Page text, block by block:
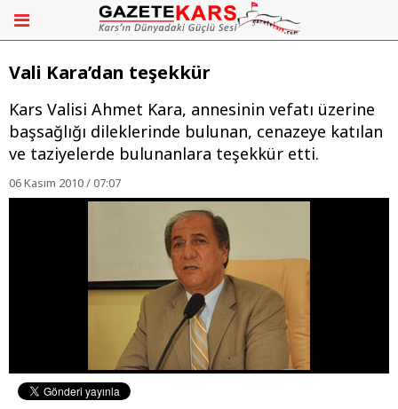
Vali Kara’dan teşekkür
Kars Valisi Ahmet Kara, annesinin vefatı üzerine
başsağlığı dileklerinde bulunan, cenazeye katılan
ve taziyelerde bulunanlara teşekkür etti.
06 Kasım 2010 / 07:07